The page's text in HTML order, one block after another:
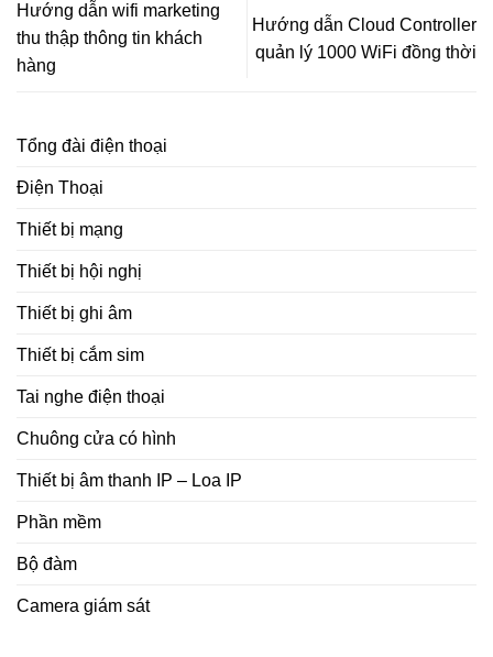
Tổng đài điện thoại
Điện Thoại
Thiết bị mạng
Thiết bị hội nghị
Thiết bị ghi âm
Thiết bị cắm sim
Tai nghe điện thoại
Chuông cửa có hình
Thiết bị âm thanh IP – Loa IP
Phần mềm
Bộ đàm
Camera giám sát
Hướng dẫn wifi marketing
thu thập thông tin khách
hàng
Hướng dẫn Cloud Controller
quản lý 1000 WiFi đồng thời